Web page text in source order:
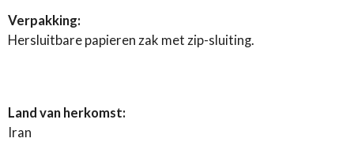
Verpakking:
Hersluitbare papieren zak met zip-sluiting.
Land van herkomst:
Iran